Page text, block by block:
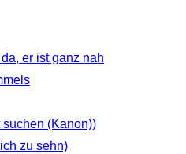
er ist ganz nah
(Kanon))
zu sehn)